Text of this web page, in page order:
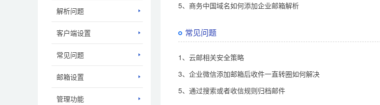
解析问题
客户端设置
常见问题
邮箱设置
管理功能
5、商务中国域名如何添加企业邮箱解析
常见问题
1、云邮相关安全策略
3、企业微信添加邮箱后收件一直转圈如何解决
5、通过搜索或者收信规则归档邮件